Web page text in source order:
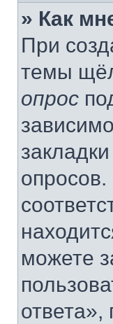
» Как
При
темы
опрос
можете
ответа»,